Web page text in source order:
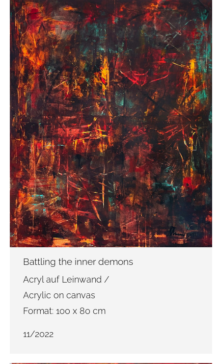
Battling the inner demons
Acryl auf Leinwand /
Acrylic on canvas
Format: 100 x 80 cm
11/2022